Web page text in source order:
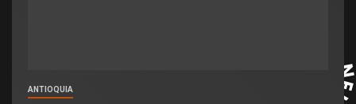
ANTIOQUIA